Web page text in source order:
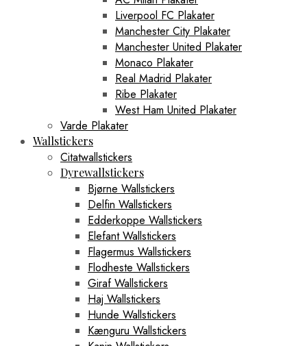
Liverpool FC Plakater
Manchester City Plakater
Manchester United Plakater
Monaco Plakater
Real Madrid Plakater
Ribe Plakater
West Ham United Plakater
Varde Plakater
Wallstickers
Citatwallstickers
Dyrewallstickers
Bjørne Wallstickers
Delfin Wallstickers
Edderkoppe Wallstickers
Elefant Wallstickers
Flagermus Wallstickers
Flodheste Wallstickers
Giraf Wallstickers
Haj Wallstickers
Hunde Wallstickers
Kænguru Wallstickers